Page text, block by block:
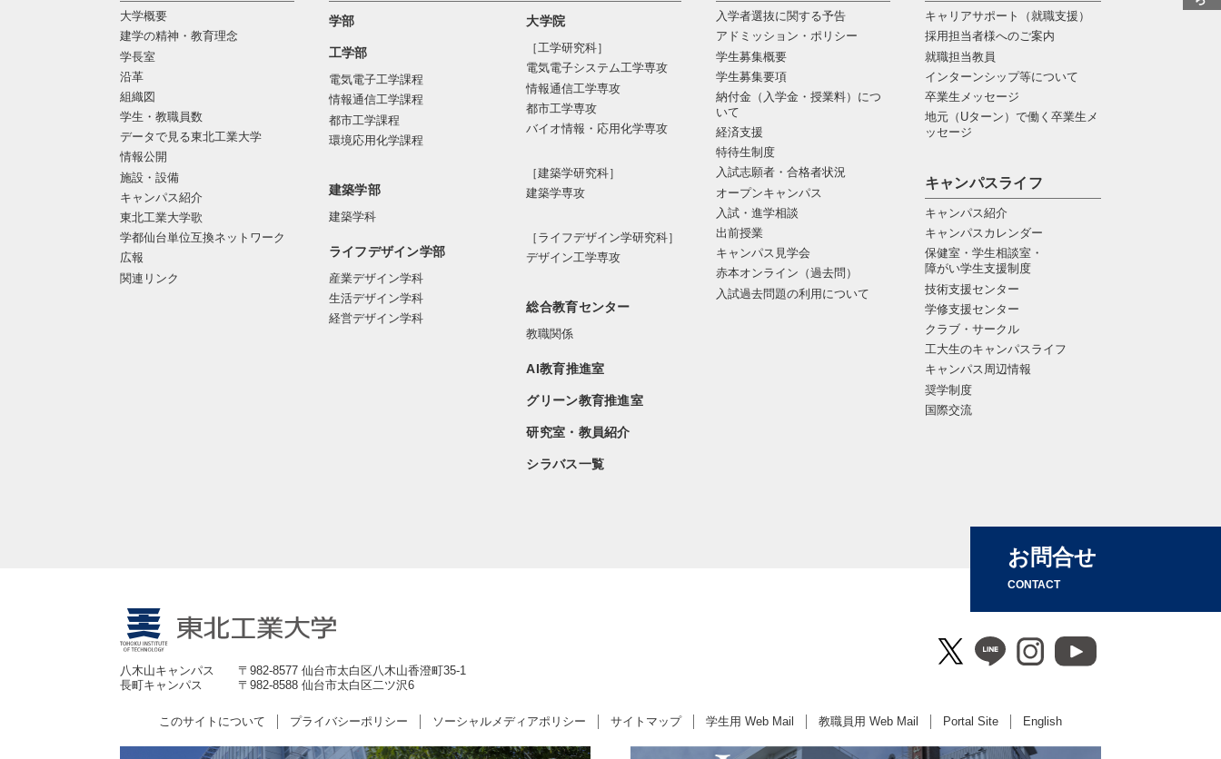
大学概要
建学の精神・教育理念
学長室
沿革
組織図
学生・教職員数
データで見る東北工業大学
情報公開
施設・設備
キャンパス紹介
東北工業大学歌
学都仙台単位互換ネットワーク
広報
関連リンク
学部
工学部
電気電子工学課程
情報通信工学課程
都市工学課程
環境応用化学課程
建築学部
建築学科
ライフデザイン学部
産業デザイン学科
生活デザイン学科
経営デザイン学科
大学院
［工学研究科］
電気電⼦システム⼯学専攻
情報通信⼯学専攻
都市⼯学専攻
バイオ情報・応⽤化学専攻
［建築学研究科］
建築学専攻
［ライフデザイン学研究科］
デザイン工学専攻
総合教育センター
教職関係
AI教育推進室
グリーン教育推進室
研究室・教員紹介
シラバス一覧
入学者選抜に関する予告
アドミッション・ポリシー
学生募集概要
学生募集要項
納付金（入学金・授業料）につ
いて
経済支援
特待生制度
入試志願者・合格者状況
オープンキャンパス
入試・進学相談
出前授業
キャンパス見学会
赤本オンライン（過去問）
入試過去問題の利用について
キャリアサポート（就職支援）
採用担当者様へのご案内
就職担当教員
インターンシップ等について
卒業生メッセージ
地元（Uターン）で働く卒業生メ
ッセージ
キャンパスライフ
キャンパス紹介
キャンパスカレンダー
保健室・学生相談室・
障がい学生支援制度
技術支援センター
学修支援センター
クラブ・サークル
工大生のキャンパスライフ
キャンパス周辺情報
奨学制度
国際交流
お問合せ
CONTACT
八木山キャンパス
〒982-8577 仙台市太白区八木山香澄町35-1
長町キャンパス
〒982-8588 仙台市太白区二ツ沢6
このサイトについて プライバシーポリシー ソーシャルメディアポリシー サイトマップ 学生用 Web Mail 教職員用 Web Mail Portal Site English